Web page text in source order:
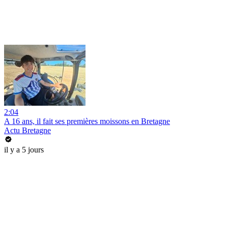
2:04
A 16 ans, il fait ses premières moissons en Bretagne
Actu Bretagne
il y a 5 jours